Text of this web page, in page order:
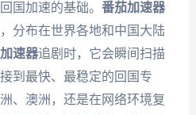
国加速的基础。 番茄加速器
分布在世界各地和中国大陆
速器追剧时，它会瞬间扫描
到最快、最稳定的回国专
、澳洲，还是在网络环境复